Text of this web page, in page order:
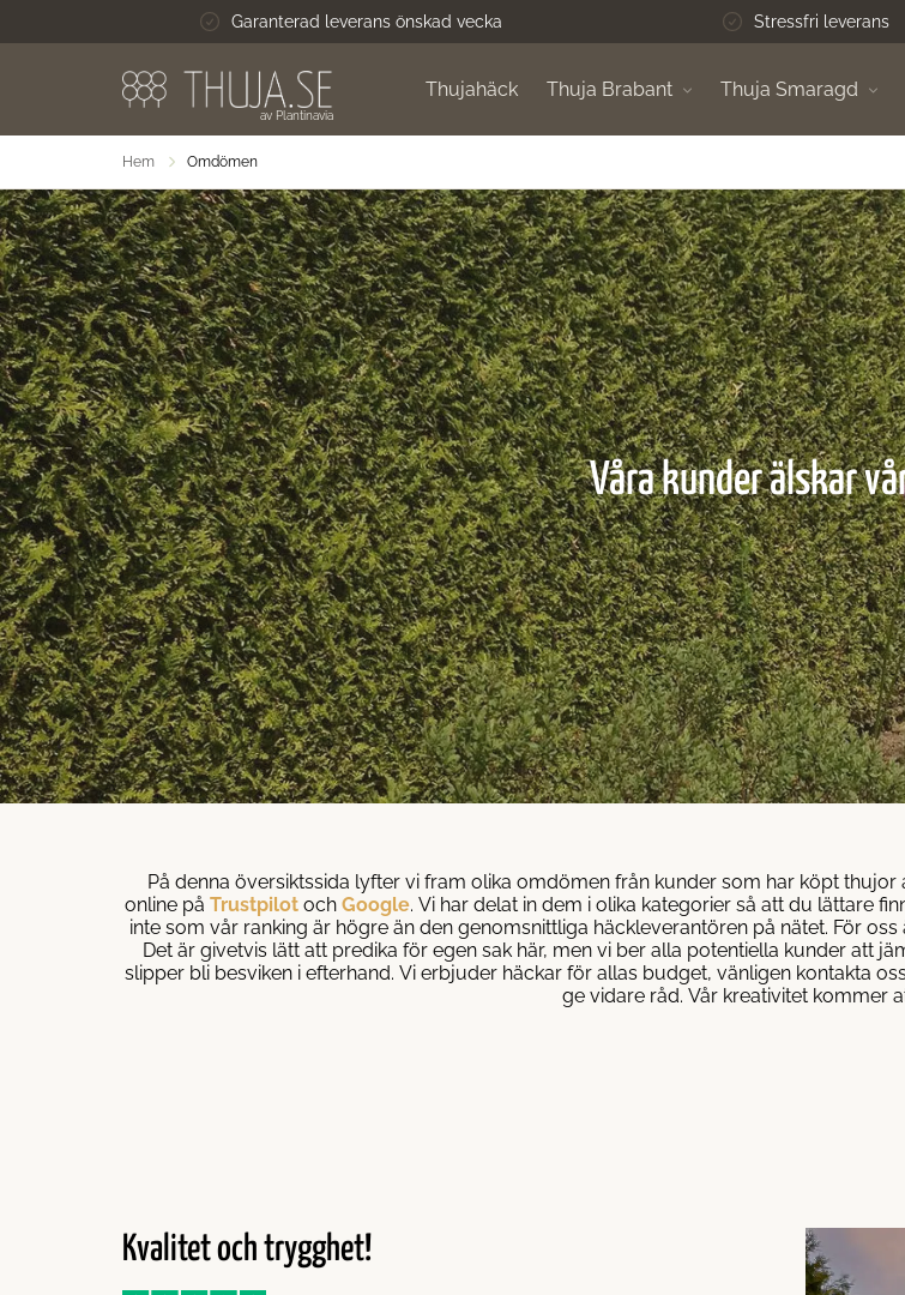
Garanterad leverans önskad vecka Stressfri leverans
av Plantinavia
Thujahäck Thuja Brabant Thuja Smaragd
Hem Omdömen
Våra kunder älskar
På denna översiktssida lyfter vi fram olika omdömen från kunder som har köpt
online på Trustpilotoch Google. Vi har delat in dem i olika kategorier så att du lättare
inte som vår ranking är högre än den genomsnittliga häckleverantören på nätet. För
Det är givetvis lätt att predika för egen sak här, men vi ber alla potentiella kunder att
slipper bli besviken i efterhand. Vi erbjuder häckar för allas budget, vänligen kontakta
ge vidare råd. Vår kreativitet kommer
Kvalitet och trygghet!